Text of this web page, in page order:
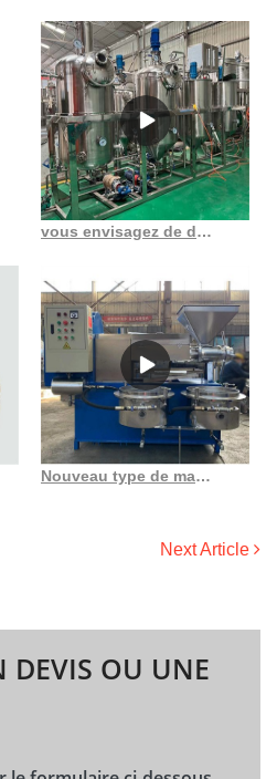
vous envisagez de démarrer votre propre moulin à huile de soja à petite échelle dans votre
Nouveau type de machine de moulin à huile de germe de maïs au Cameroun
Next Article
DEVIS OU UNE